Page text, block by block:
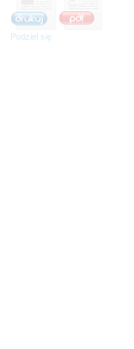
Podziel się